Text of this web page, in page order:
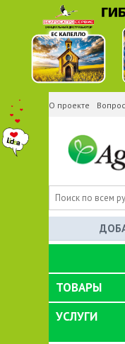
О проекте
ТОВАРЫ
УСЛУГИ